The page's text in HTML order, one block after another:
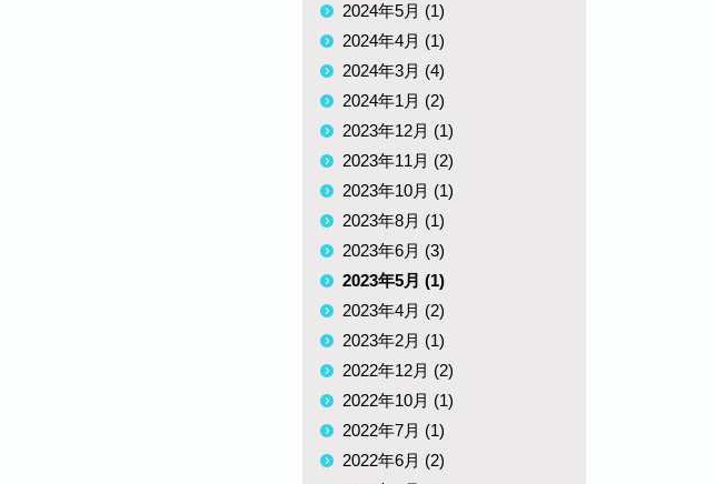
2024年5月 (1)
2024年4月 (1)
2024年3月 (4)
2024年1月 (2)
2023年12月 (1)
2023年11月 (2)
2023年10月 (1)
2023年8月 (1)
2023年6月 (3)
2023年5月 (1)
2023年4月 (2)
2023年2月 (1)
2022年12月 (2)
2022年10月 (1)
2022年7月 (1)
2022年6月 (2)